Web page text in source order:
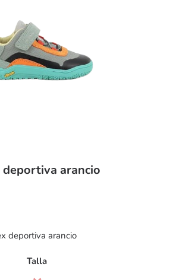
arancio
deportiva arancio
Talla